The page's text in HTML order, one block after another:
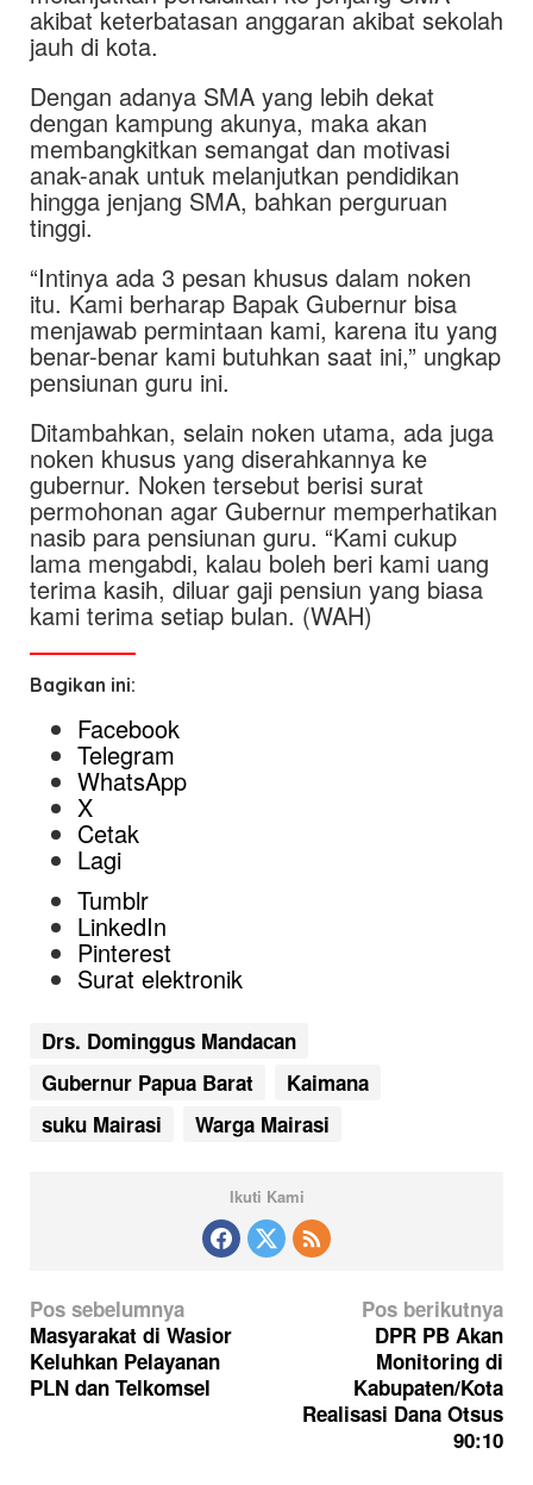
akibat keterbatasan anggaran akibat sekolah
jauh di kota.
Dengan adanya SMA yang lebih dekat
dengan kampung akunya, maka akan
membangkitkan semangat dan motivasi
anak-anak untuk melanjutkan pendidikan
hingga jenjang SMA, bahkan perguruan
tinggi.
“Intinya ada 3 pesan khusus dalam noken
itu. Kami berharap Bapak Gubernur bisa
menjawab permintaan kami, karena itu yang
benar-benar kami butuhkan saat ini,” ungkap
pensiunan guru ini.
Ditambahkan, selain noken utama, ada juga
noken khusus yang diserahkannya ke
gubernur. Noken tersebut berisi surat
permohonan agar Gubernur memperhatikan
nasib para pensiunan guru. “Kami cukup
lama mengabdi, kalau boleh beri kami uang
terima kasih, diluar gaji pensiun yang biasa
kami terima setiap bulan. (WAH)
Bagikan ini:
Facebook
Telegram
WhatsApp
X
Cetak
Lagi
Tumblr
LinkedIn
Pinterest
Surat elektronik
Drs. Dominggus Mandacan
Gubernur Papua Barat
Kaimana
suku Mairasi
Warga Mairasi
Ikuti Kami
N
a
v
i
Pos sebelumnya
Masyarakat di Wasior
Keluhkan Pelayanan
PLN dan Telkomsel
Pos berikutnya
DPR PB Akan
Monitoring di
Kabupaten/Kota
Realisasi Dana Otsus
90:10